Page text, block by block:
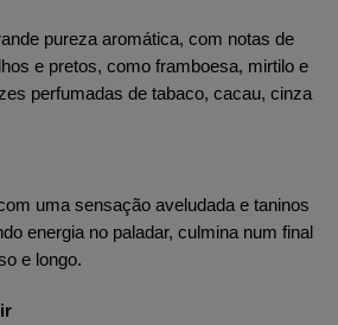
pureza aromática, com notas de
e pretos, como framboesa, mirtilo e
perfumadas de tabaco, cacau, cinza
uma sensação aveludada e taninos
energia no paladar, culmina num final
e longo.